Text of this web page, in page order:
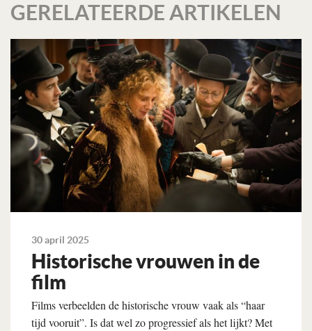
GERELATEERDE ARTIKELEN
30 april 2025
Historische vrouwen in de
film
Films verbeelden de historische vrouw vaak als “haar
tijd vooruit”. Is dat wel zo progressief als het lijkt? Met